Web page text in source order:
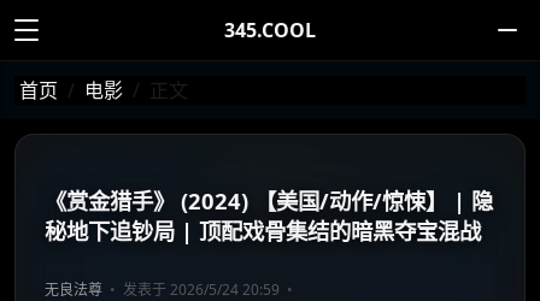
345.COOL
首页 电影 正文
《赏金猎手》 (2024) 【美国/动作/惊悚】 | 隐
秘地下追钞局 | 顶配戏骨集结的暗黑夺宝混战
无良法尊 发表于 2026/5/24 20:59